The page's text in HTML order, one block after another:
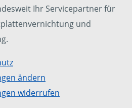
Ihr Servicepartner für
und
ändern
widerrufen